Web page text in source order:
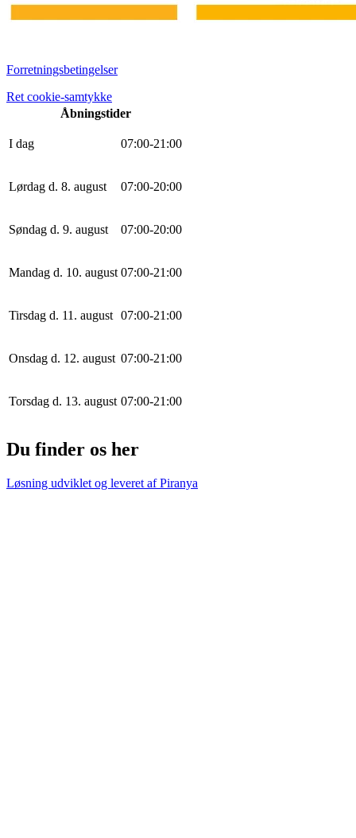
Forretningsbetingelser
Ret cookie-samtykke
Åbningstider
I dag 07:00-21 :00
Lørdag d. 8. august 07:00-20:00
Søndag d. 9. august 07:00-20:00
Mandag d. 10. august 07:00-21 :00
Tirsdag d. 11. august 07:00-21 :00
Onsdag d. 12. august 07:00-21 :00
Torsdag d. 13. august 07:00-21 :00
Du finder os her
Løsning udviklet og leveret afPiranya